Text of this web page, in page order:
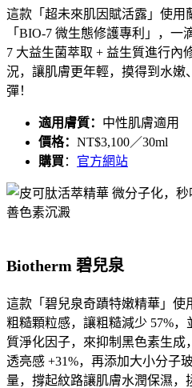
這款「 超未來肌因賦活露 」使用
「BIO-7 微生態修護專利」，一
7 大益生菌萃取 + 益生質進行內
況，讓肌膚更年輕，摸得到水嫩
彈！
適用膚質： 中性肌膚適用
價格： NT$3,100／30ml
購買 ： 官方網站
Biotherm 碧兒泉
這款「 碧兒泉奇蹟特嫩精華 」使
粗糙顆粒感，讓粗糙減少 57%，
質淨化因子，來抑制黑色素生成
透亮感 +31%，再添加大小分子
量，撐起紋路讓肌膚水潤保濕，